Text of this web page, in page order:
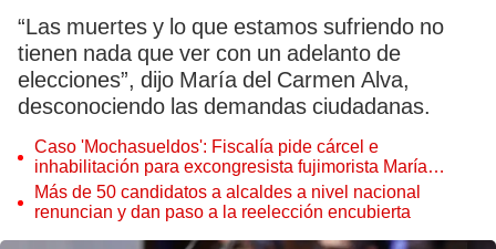
“Las muertes y lo que estamos sufriendo no
tienen nada que ver con un adelanto de
elecciones”, dijo María del Carmen Alva,
desconociendo las demandas ciudadanas.
Caso 'Mochasueldos': Fiscalía pide cárcel e
inhabilitación para excongresista fujimorista María
Cordero Jon Tay
Más de 50 candidatos a alcaldes a nivel nacional
renuncian y dan paso a la reelección encubierta